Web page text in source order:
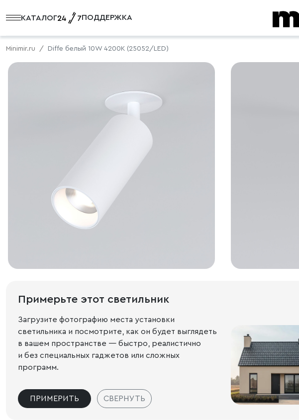
КАТАЛОГ ПОДДЕРЖКА
Minimir.ru Diffe белый 10W 4200K (25052/LED)
Примерьте этот светильник
Загрузите фотографию места установки
светильника и посмотрите, как он будет выглядеть
в вашем пространстве — быстро, реалистично
и без специальных гаджетов или сложных
программ.
ПРИМЕРИТЬ СВЕРНУТЬ